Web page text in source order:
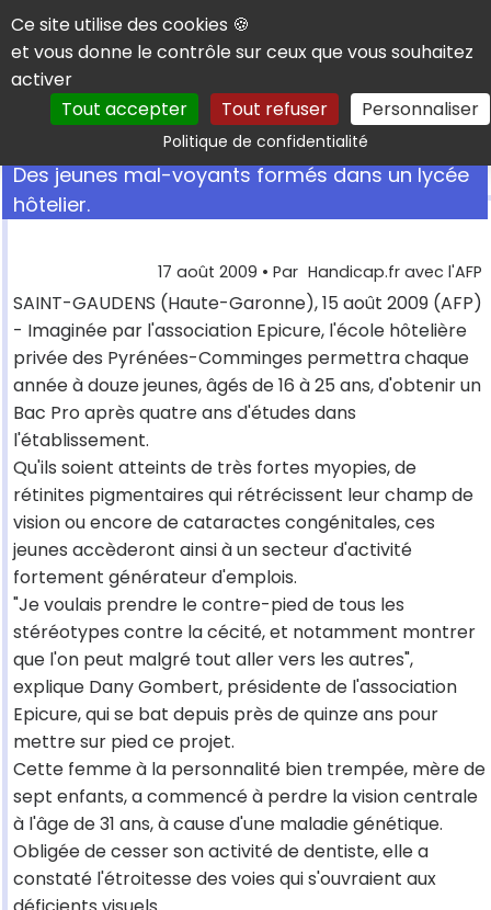
Panneau de gestion des cookies
Ce site utilise des cookies 🍪
et vous donne le contrôle sur ceux que vous souhaitez
activer
Tout accepter
Tout refuser Personnaliser
Politique de confidentialitéRechercher
Des jeunes mal-voyants formés dans un lycée
hôtelier.
17 août 2009 • Par Handicap.fr avec l'AFP
SAINT-GAUDENS (Haute-Garonne), 15 août 2009 (AFP)
- Imaginée par l'association Epicure, l'école hôtelière
privée des Pyrénées-Comminges permettra chaque
année à douze jeunes, âgés de 16 à 25 ans, d'obtenir un
Bac Pro après quatre ans d'études dans
l'établissement.
Qu'ils soient atteints de très fortes myopies, de
rétinites pigmentaires qui rétrécissent leur champ de
vision ou encore de cataractes congénitales, ces
jeunes accèderont ainsi à un secteur d'activité
fortement générateur d'emplois.
"Je voulais prendre le contre-pied de tous les
stéréotypes contre la cécité, et notamment montrer
que l'on peut malgré tout aller vers les autres",
explique Dany Gombert, présidente de l'association
Epicure, qui se bat depuis près de quinze ans pour
mettre sur pied ce projet.
Cette femme à la personnalité bien trempée, mère de
sept enfants, a commencé à perdre la vision centrale
à l'âge de 31 ans, à cause d'une maladie génétique.
Obligée de cesser son activité de dentiste, elle a
constaté l'étroitesse des voies qui s'ouvraient aux